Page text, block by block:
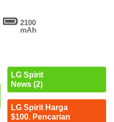
2100
mAh
LG Spirit
News (2)
LG Spirit Harga
$100. Pencarian